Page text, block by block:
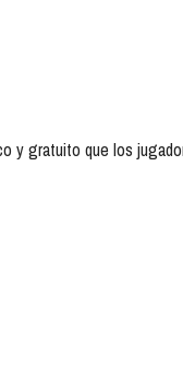
y gratuito que los